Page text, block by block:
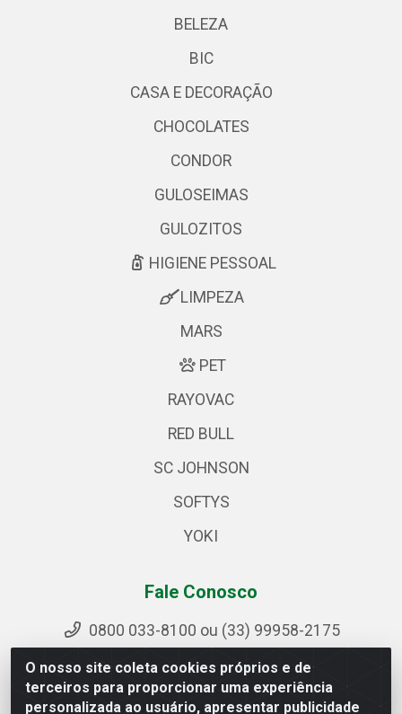
O nosso site coleta cookies próprios e de
terceiros para proporcionar uma experiência
personalizada ao usuário, apresentar publicidade
BELEZA
BIC
CASA E DECORAÇÃO
CHOCOLATES
CONDOR
GULOSEIMAS
GULOZITOS
HIGIENE PESSOAL
LIMPEZA
MARS
PET
RAYOVAC
RED BULL
SC JOHNSON
SOFTYS
YOKI
Fale Conosco
0800 033-8100 ou (33) 99958-2175
sac@ipirangamg.com.br
Acompanhe nossas publicações